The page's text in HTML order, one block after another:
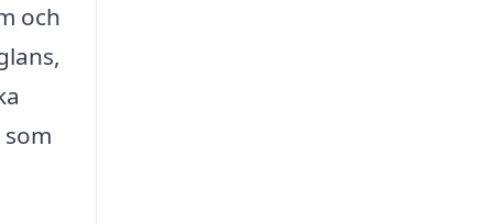
och